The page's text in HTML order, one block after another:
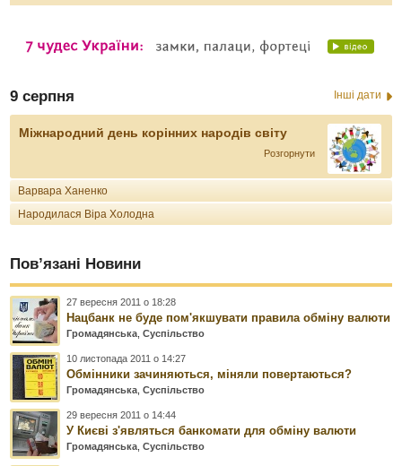
9 серпня Інші дати
Міжнародний день корінних народів світу
Розгорнути
Варвара Ханенко
Народилася Віра Холодна
Пов’язані Новини
27 вересня 2011 о 18:28
Нацбанк не буде пом'якшувати правила обміну валюти
Громадянська ,Суспільство
10 листопада 2011 о 14:27
Обмінники зачиняються, міняли повертаються?
Громадянська ,Суспільство
29 вересня 2011 о 14:44
У Києві з'являться банкомати для обміну валюти
Громадянська ,Суспільство